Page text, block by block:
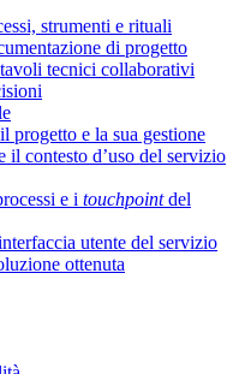
strumenti e rituali
di progetto
tecnici collaborativi
progetto e la sua gestione
il contesto d’uso del servizio
e i touchpointdel
utente del servizio
ottenuta